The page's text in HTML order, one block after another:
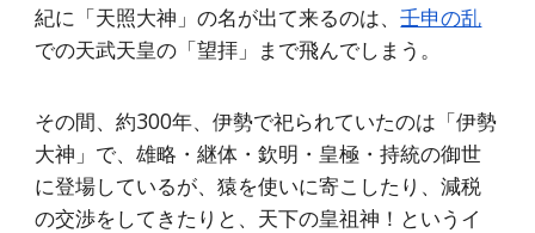
紀に「天照大神」の名が出て来るのは、壬申の乱
での天武天皇の「望拝」まで飛んでしまう。
その間、約300年、伊勢で祀られていたのは「伊勢
大神」で、雄略・継体・欽明・皇極・持統の御世
に登場しているが、猿を使いに寄こしたり、減税
の交渉をしてきたりと、天下の皇祖神！というイ